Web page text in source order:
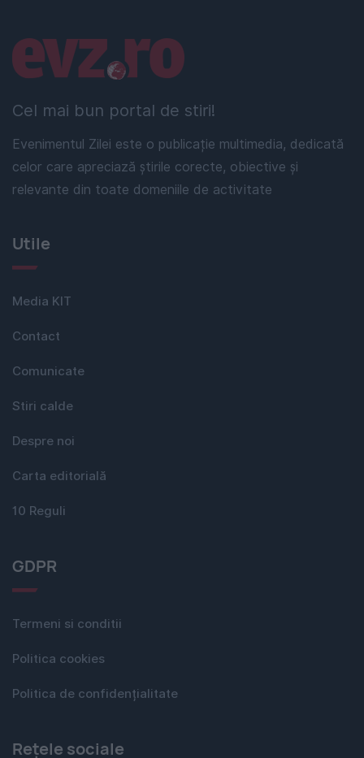
Cel mai bun portal de stiri!
Evenimentul Zilei este o publicație multimedia, dedicată
celor care apreciază știrile corecte, obiective și
relevante din toate domeniile de activitate
Linkuri utile
Utile
Media KIT
Contact
Comunicate
Stiri calde
Despre noi
Carta editorială
10 Reguli
GDPR
Termeni si conditii
Politica cookies
Politica de confidențialitate
Rețele sociale